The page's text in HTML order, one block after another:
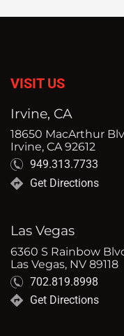
VISIT US
Irvine, CA
18650 MacArthur
Irvine, CA 92612
949.313.7733
Get Directions
Las Vegas
6360 S Rainbow
Las Vegas, NV 89118
702.819.8998
Get Directions